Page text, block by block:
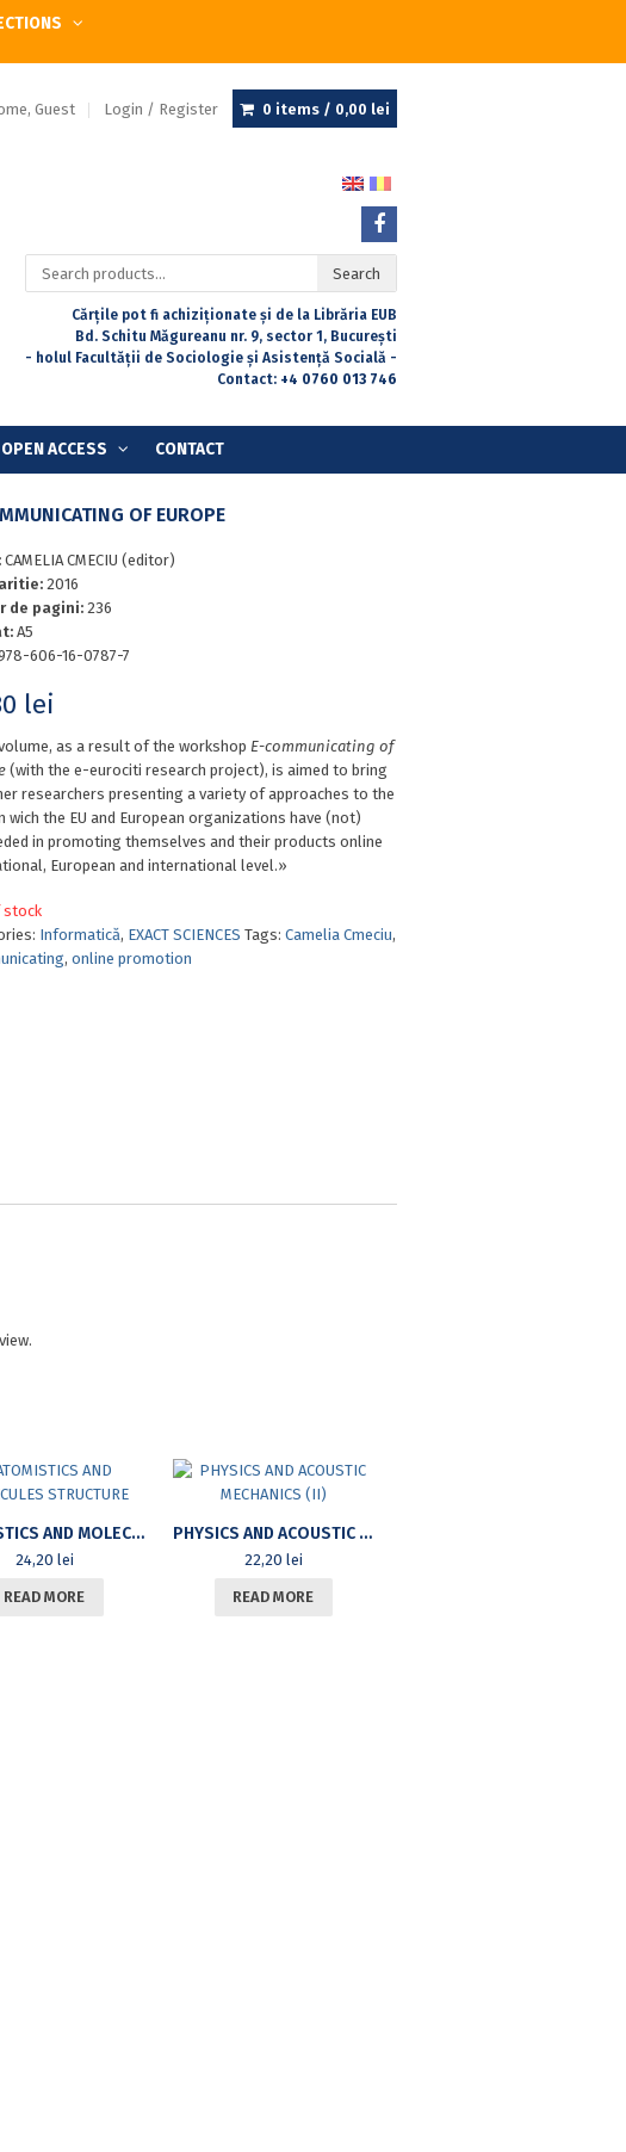
Guest Login / Register 0 items / 0,00 lei
Search
for:
Search
Cărțile pot fi achiziționate și de la Librăria EUB
Bd. Schitu Măgureanu nr. 9, sector 1, București
- holul Facultății de Sociologie și Asistență Socială -
Contact: +4 0760 013 746
OPEN ACCESS CONTACT
OF EUROPE
CAMELIA CMECIU (editor)
2016
de pagini: 236
A5
606-16-0787-7
lei
as a result of the workshop E-communicating of
(with the e-eurociti research project), is aimed to bring
researchers presenting a variety of approaches to the
wich the EU and European organizations have (not)
in promoting themselves and their products online
European and international level.»
stock
Informatică, EXACT SCIENCES Tags: Camelia Cmeciu,
, online promotion
ATOMISTICS AND MOLECULES STRUCTURE
24,20 lei
READ MORE
PHYSICS AND ACOUSTIC MECHANICS (II)
22,20 lei
READ MORE